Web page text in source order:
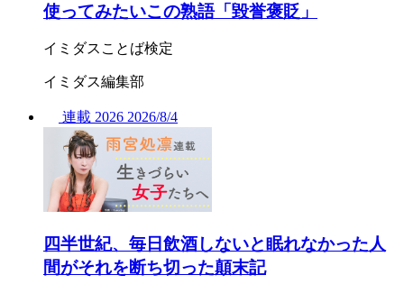
使ってみたいこの熟語「毀誉褒貶」
イミダスことば検定
イミダス編集部
連載 2026 2026/8/4
四半世紀、毎日飲酒しないと眠れなかった人
間がそれを断ち切った顛末記